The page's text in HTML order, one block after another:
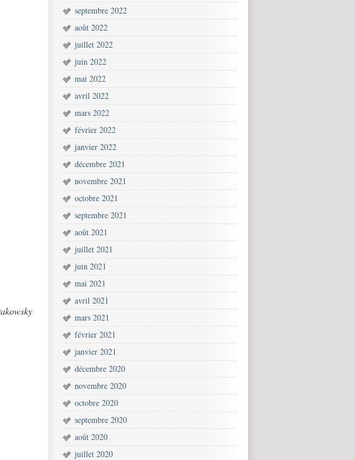
septembre 2022
août 2022
juillet 2022
juin 2022
mai 2022
avril 2022
mars 2022
février 2022
janvier 2022
décembre 2021
novembre 2021
octobre 2021
septembre 2021
août 2021
juillet 2021
juin 2021
mai 2021
avril 2021
mars 2021
février 2021
janvier 2021
décembre 2020
novembre 2020
octobre 2020
septembre 2020
août 2020
juillet 2020